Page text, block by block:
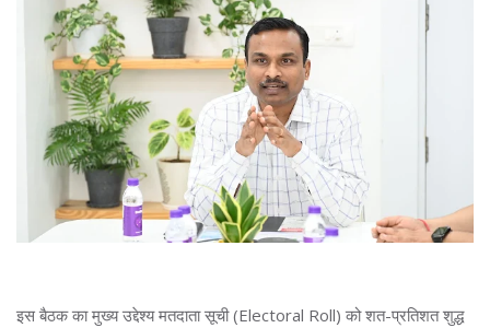
इस बैठक का मुख्य उद्देश्य मतदाता सूची (Electoral Roll) को शत-प्रतिशत शुद्ध